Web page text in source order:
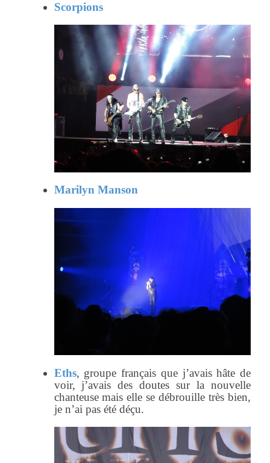
Scorpions
Marilyn Manson
Eths, groupe français que j’avais hâte de
voir, j’avais des doutes sur la nouvelle
chanteuse mais elle se débrouille très bien,
je n’ai pas été déçu.